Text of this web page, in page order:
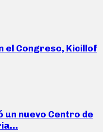
el Congreso, Kicillof
nuevo Centro de